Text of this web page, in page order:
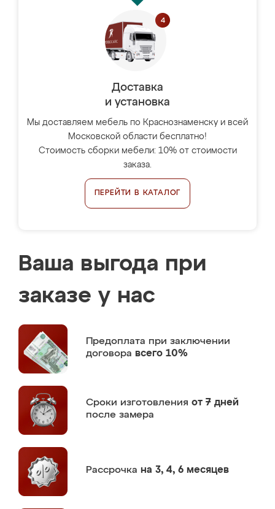
Доставка
и установка
Мы доставляем мебель по Краснознаменску и всей
Московской области бесплатно!
Стоимость сборки мебели: 10% от стоимости
заказа.
ПЕРЕЙТИ В КАТАЛОГ
Ваша выгода при
заказе у нас
Предоплата при заключении
договора всего 10%
Сроки изготовления от 7 дней
после замера
Рассрочка на 3, 4, 6 месяцев